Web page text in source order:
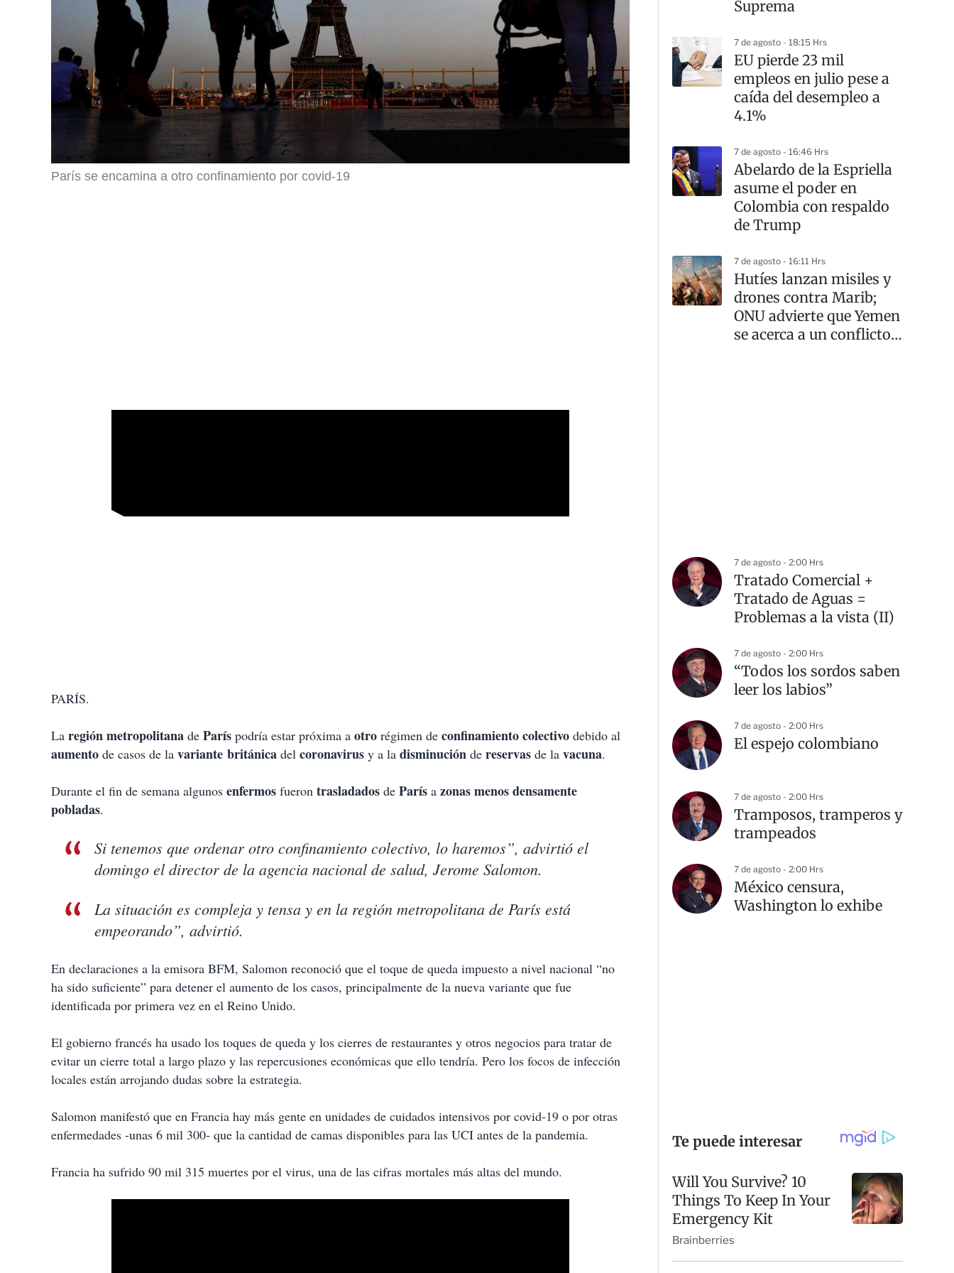
París se encamina a otro confinamiento por covid-19
PARÍS.
La región metropolitana de París podría estar próxima a otro régimen de confinamiento colectivo debido al
aumento de casos de la variante británica del coronavirus y a la disminución de reservas de la vacuna.
Durante el fin de semana algunos enfermos fueron trasladados de París a zonas menos densamente
pobladas.
Si tenemos que ordenar otro confinamiento colectivo, lo haremos”, advirtió el
domingo el director de la agencia nacional de salud, Jerome Salomon.
La situación es compleja y tensa y en la región metropolitana de París está
empeorando”, advirtió.
En declaraciones a la emisora BFM, Salomon reconoció que el toque de queda impuesto a nivel nacional “no
ha sido suficiente” para detener el aumento de los casos, principalmente de la nueva variante que fue
identificada por primera vez en el Reino Unido.
El gobierno francés ha usado los toques de queda y los cierres de restaurantes y otros negocios para tratar de
evitar un cierre total a largo plazo y las repercusiones económicas que ello tendría. Pero los focos de infección
locales están arrojando dudas sobre la estrategia.
Salomon manifestó que en Francia hay más gente en unidades de cuidados intensivos por covid-19 o por otras
enfermedades -unas 6 mil 300- que la cantidad de camas disponibles para las UCI antes de la pandemia.
Francia ha sufrido 90 mil 315 muertes por el virus, una de las cifras mortales más altas del mundo.
Suprema
7 de agosto - 18:15 Hrs
EU pierde 23 mil
empleos en julio pese a
caída del desempleo a
4.1%
7 de agosto - 16:46 Hrs
Abelardo de la Espriella
asume el poder en
Colombia con respaldo
de Trump
7 de agosto - 16:11 Hrs
Hutíes lanzan misiles y
drones contra Marib;
ONU advierte que Yemen
se acerca a un conflicto
7 de agosto - 2:00 Hrs
Tratado Comercial +
Tratado de Aguas =
Problemas a la vista (II)
7 de agosto - 2:00 Hrs
“Todos los sordos saben
leer los labios”
7 de agosto - 2:00 Hrs
El espejo colombiano
7 de agosto - 2:00 Hrs
Tramposos, tramperos y
trampeados
7 de agosto - 2:00 Hrs
México censura,
Washington lo exhibe